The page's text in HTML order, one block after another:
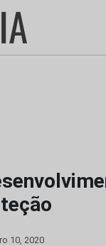
10, 2020